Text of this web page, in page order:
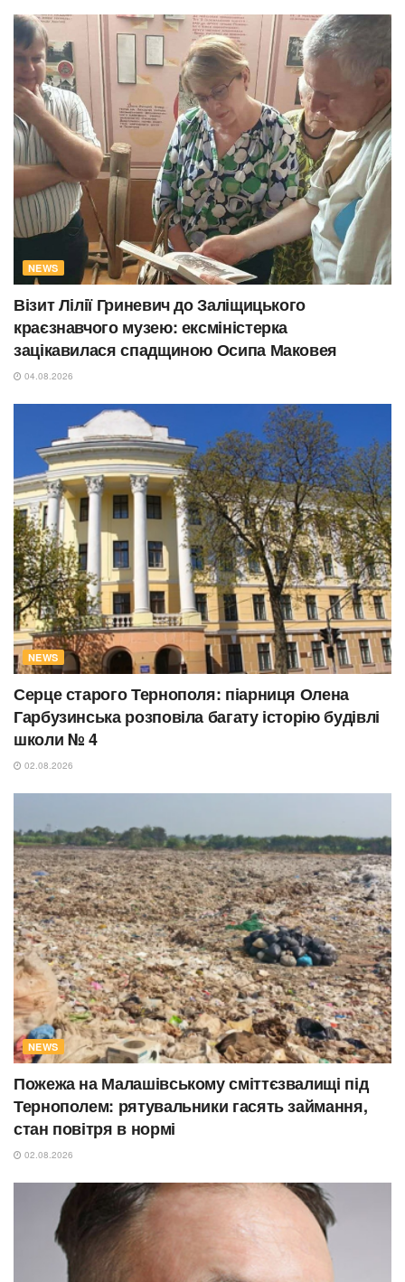
NEWS
Візит Лілії Гриневич до Заліщицького
краєзнавчого музею: ексміністерка
зацікавилася спадщиною Осипа Маковея
04.08.2026
NEWS
Серце старого Тернополя: піарниця Олена
Гарбузинська розповіла багату історію будівлі
школи № 4
02.08.2026
NEWS
Пожежа на Малашівському сміттєзвалищі під
Тернополем: рятувальники гасять займання,
стан повітря в нормі
02.08.2026